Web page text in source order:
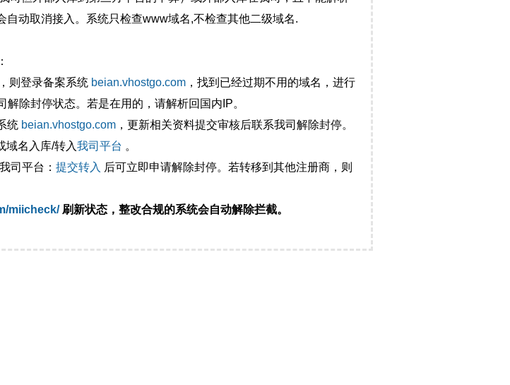
动取消接入。系统只检查www域名,不检查其他二级域名.
则登录备案系统 beian.vhostgo.com ，找到已经过期不用的域名，进行
除封停状态。若是在用的，请解析回国内IP。
统 beian.vhostgo.com ，更新相关资料提交审核后联系我司解除封停。
域名入库/转入我司平台 。
司平台： 提交转入 后可立即申请解除封停。若转移到其他注册商，则
miicheck/刷新状态，整改合规的系统会自动解除拦截。